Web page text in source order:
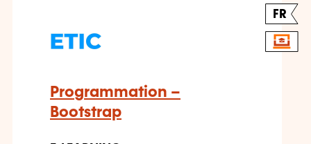
FR
Programmation –
Bootstrap